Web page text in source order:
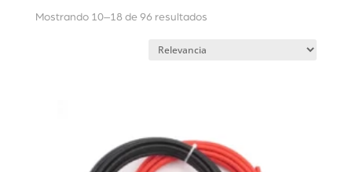
Mostrando 10–18 de 96 resultados